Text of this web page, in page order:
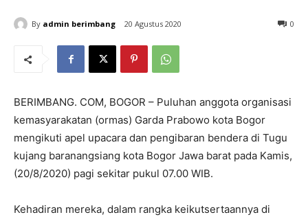
By admin berimbang 20 Agustus 2020 0
BERIMBANG. COM, BOGOR – Puluhan anggota organisasi
kemasyarakatan (ormas) Garda Prabowo kota Bogor
mengikuti apel upacara dan pengibaran bendera di Tugu
kujang baranangsiang kota Bogor Jawa barat pada Kamis,
(20/8/2020) pagi sekitar pukul 07.00 WIB.
Kehadiran mereka, dalam rangka keikutsertaannya di